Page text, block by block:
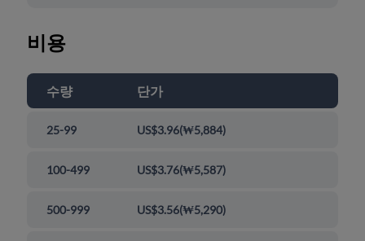
비용
수량 단가
25-99 US$3.96(₩5,884)
100-499 US$3.76(₩5,587)
500-999 US$3.56(₩5,290)